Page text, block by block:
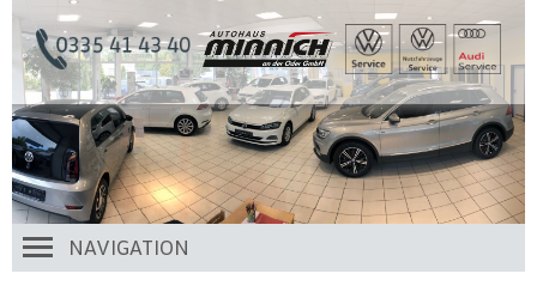
NAVIGATION